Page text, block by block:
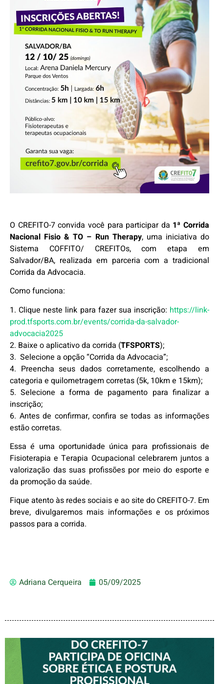
O CREFITO-7 convida você para participar da 1ª Corrida
Nacional Fisio & TO – Run Therapy, uma iniciativa do
Sistema COFFITO/ CREFITOs, com etapa em
Salvador/BA, realizada em parceria com a tradicional
Corrida da Advocacia.
Como funciona:
1. Clique neste link para fazer sua inscrição: https://link-
prod.tfsports.com.br/events/corrida-da-salvador-
advocacia2025
2. Baixe o aplicativo da corrida (TFSPORTS);
3. Selecione a opção “Corrida da Advocacia”;
4. Preencha seus dados corretamente, escolhendo a
categoria e quilometragem corretas (5k, 10km e 15km);
5. Selecione a forma de pagamento para finalizar a
inscrição;
6. Antes de confirmar, confira se todas as informações
estão corretas.
Essa é uma oportunidade única para profissionais de
Fisioterapia e Terapia Ocupacional celebrarem juntos a
valorização das suas profissões por meio do esporte e
da promoção da saúde.
Fique atento às redes sociais e ao site do CREFITO-7. Em
breve, divulgaremos mais informações e os próximos
passos para a corrida.
Adriana Cerqueira 05/09/2025